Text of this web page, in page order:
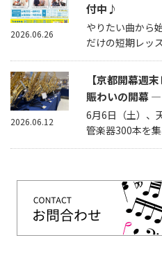
付中♪
やりたい曲から
だけの短期レッ
2026.06.26
【京都開幕週
賑わいの開幕
6月6日（土）、
管楽器300本を
2026.06.12